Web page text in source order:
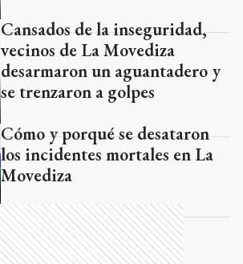
Cansados de la inseguridad,
vecinos de La Movediza
desarmaron un aguantadero y
se trenzaron a golpes
los incidentes mortales en La
Movediza